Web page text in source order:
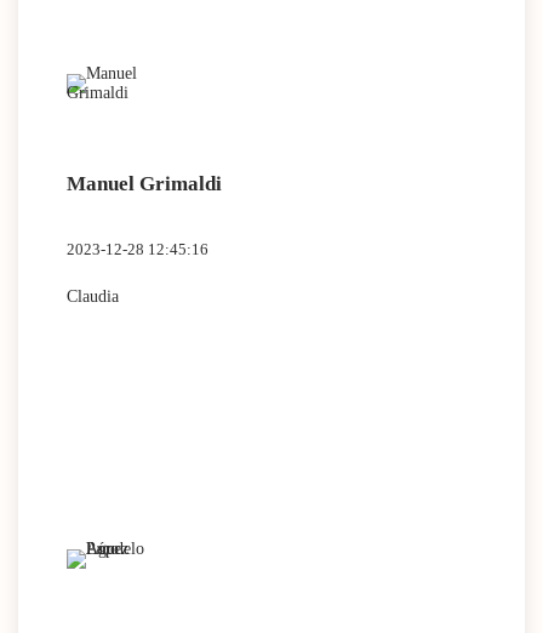
Manuel Grimaldi
2023-12-28 12:45:16
Claudia